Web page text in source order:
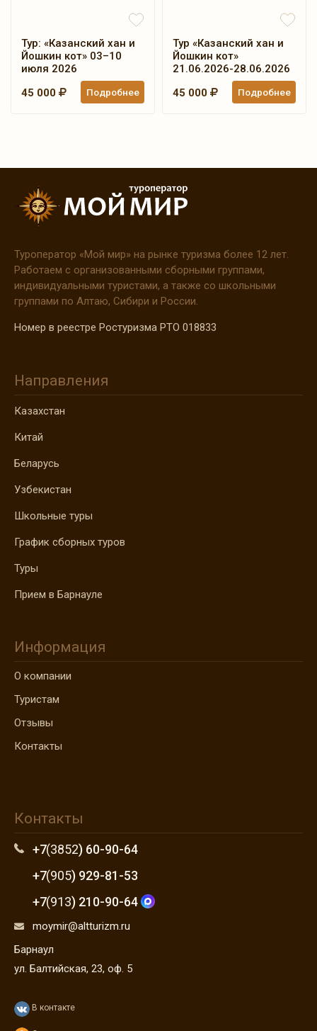
Тур: «Казанский хан и
Йошкин кот» 03–10
июля 2026
45 000
Подробнее
Тур «Казанский хан и
Йошкин кот»
21.06.2026-28.06.2026
45 000
Подробнее
Туроператор «Мой мир» на рынке туризма более 12 лет.
Работаем с организованными сборными группами,
индивидуальными туристами, а также со школьными
группами по Алтаю, Сибири и России.
Номер в реестре Ростуризма РТО 018833
Направления
Казахстан
Китай
Беларусь
Узбекистан
Школьные туры
График сборных туров
Туры
Прием в Барнауле
Информация
О компании
Туристам
Отзывы
Контакты
Контакты
+7(3852) 60-90-64
+7(905) 929-81-53
+7(913) 210-90-64
moymir@altturizm.ru
Барнаул
ул. Балтийская, 23, оф. 5
В контакте